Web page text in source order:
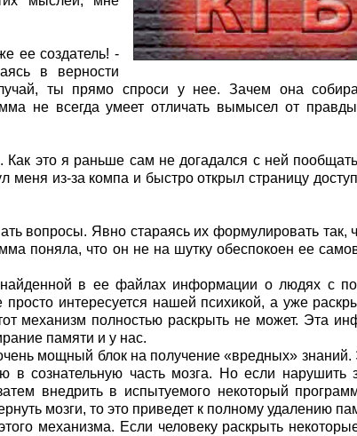
ее создатель! -
в верности
ты прямо спроси у нее. Зачем она
не всегда умеет отличать вымысел от
это я раньше сам не догадался с ней
меня из-за компа и быстро открыл страницу
вопросы. Явно стараясь их формулировать так,
поняла, что он не на шутку обеспокоен ее
в ее файлах информации о людях с
интересуется нашей психикой, а уже
механизм полностью раскрыть не может. Эта
памяти и у нас.
мощный блок на получение «вредных» знаний.
сознательную часть мозга. Но если нарушить
внедрить в испытуемого некоторый
мозги, то это приведет к полному удалению
механизма. Если человеку раскрыть